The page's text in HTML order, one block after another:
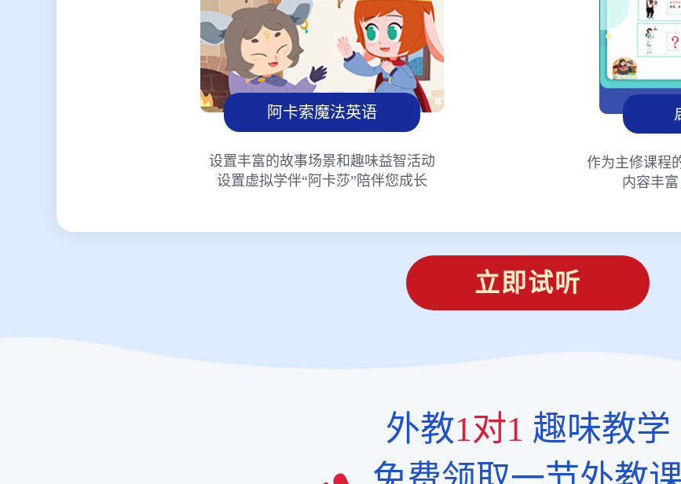
阿卡索魔法英语
设置丰富的故事场景和趣味益智活动
设置虚拟学伴“阿卡莎”陪伴您成长
作为主修课程
内容丰
立即试听
外教1对1 趣味教学